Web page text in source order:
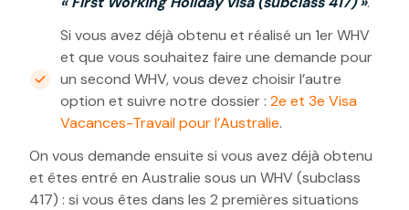
Si vous avez déjà obtenu et réalisé un 1er WHV
et que vous souhaitez faire une demande pour
un second WHV, vous devez choisir l’autre
option et suivre notre dossier : 2e et 3e Visa
Vacances-Travail pour l’Australie.
On vous demande ensuite si vous avez déjà obtenu
et êtes entré en Australie sous un WHV (subclass
417) : si vous êtes dans les 2 premières situations